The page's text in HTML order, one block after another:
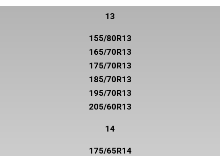
13
155/80R13
165/70R13
175/70R13
185/70R13
195/70R13
205/60R13
14
175/65R14